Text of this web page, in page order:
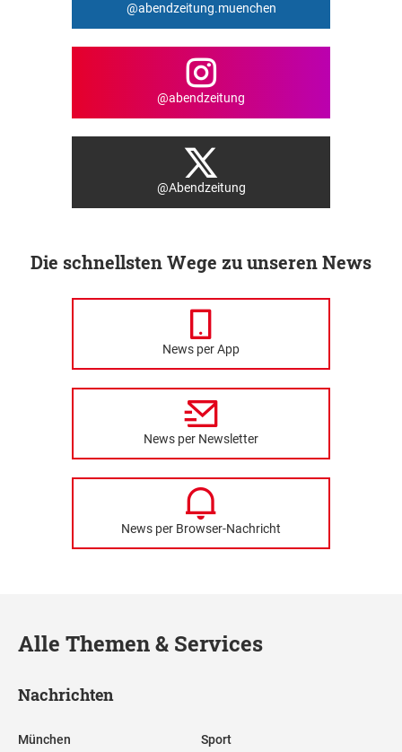
@abendzeitung.muenchen
@abendzeitung
@Abendzeitung
Die schnellsten Wege zu unseren News
News per App
News per Newsletter
News per Browser-Nachricht
Alle Themen & Services
Nachrichten
München Sport